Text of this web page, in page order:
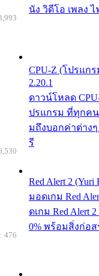
นัง วิดีโอ เพลง
CPU-Z (โปรแก
2.20.1
ดาวน์โหลด
ปรแกรม ที่ทุกคน
มถึงบอกค่าต่าง
รี
Red Alert 2 (Yuri
มอดเกม Red
ดเกม Red Alert
0% พร้อมสิ่งก่อ
476